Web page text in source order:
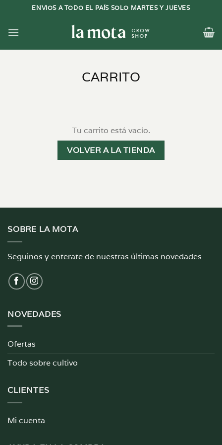
contenido
ENVIOS A TODO EL PAÍS SOLO MARTES Y JUEVES
CARRITO
Tu carrito está vacío.
VOLVER A LA TIENDA
SOBRE LA MOTA
Seguinos y enterate de nuestras últimas novedades
NOVEDADES
Ofertas
Todo sobre cultivo
CLIENTES
Mi cuenta